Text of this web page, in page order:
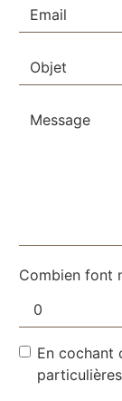
Combien font
En cochant